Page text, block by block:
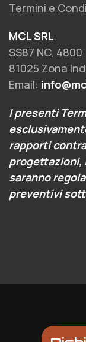
Termini e
MCL SRL
SS87 NC, 4800
81025 Zona
Email:
I presenti
rapporti
progettazioni,
saranno
preventivi